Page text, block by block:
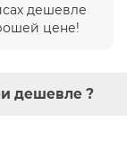
дешевле
цене!
дешевле ?